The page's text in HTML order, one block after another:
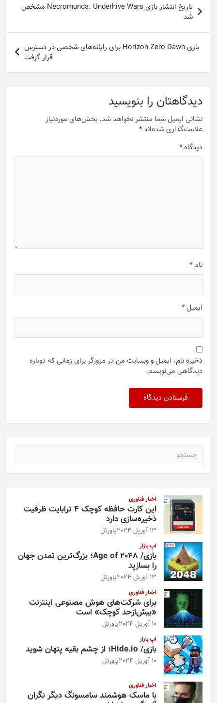
نوشته
تاریخ انتشار بازی Necromunda: Underhive Wars مشخص
شد
بازی Horizon Zero Dawn برای رایانه‌های شخصی در دسترس
قرار گرفت
دیدگاهتان را بنویسید
نشانی ایمیل شما منتشر نخواهد شد. بخش‌های موردنیاز
علامت‌گذاری شده‌اند*
دیدگاه*
نام*
ایمیل*
ذخیره نام، ایمیل و وبسایت من در مرورگر برای زمانی که دوباره
دیدگاهی می‌نویسم.
اخبار فناوری
این کارت حافظه کوچک ۴ ترابایت ظرفیت
ذخیره‌سازی دارد
13 آوریل 2024 پاورتل
اپ بازار
بازی/ Age of 2048؛ بزرگ‌ترین تمدن جهان
را بسازید
13 آوریل 2024 پاورتل
اخبار فناوری
برای شرکت‌های هوش مصنوعی اینترنت
«بیش‌از‌حد کوچک» است
10 آوریل 2024 پاورتل
اپ بازار
بازی/ Hide.io؛ از چشم بقیه پنهان شوید
10 آوریل 2024 پاورتل
اخبار فناوری
با ماسک هوشمند سامسونگ دیگر نگران